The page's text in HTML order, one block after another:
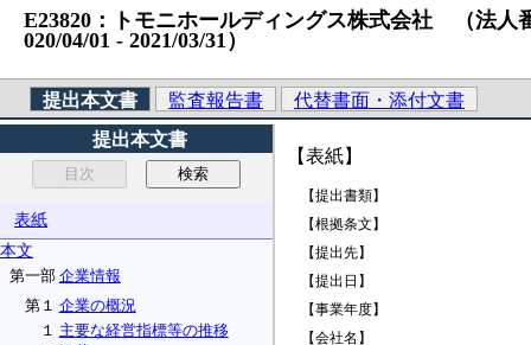
E23820：トモニホールディングス株式会社 （法人
020/04/01 ‐ 2021/03/31）
提出本文書 監査報告書
代替書面・添付文書
提出本文書